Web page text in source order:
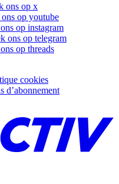
ons op x
op youtube
op instagram
ons op telegram
op threads
cookies
d’abonnement